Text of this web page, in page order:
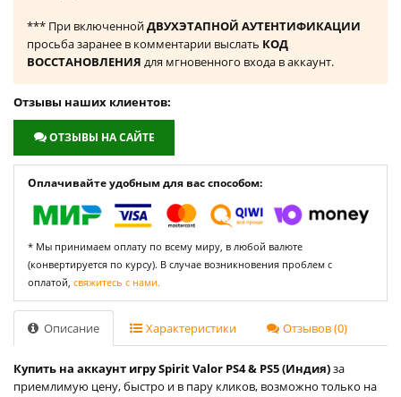
*** При включеннойДВУХЭТАПНОЙ АУТЕНТИФИКАЦИИ
просьба заранее в комментарии выслать КОД
ВОССТАНОВЛЕНИЯ для мгновенного входа в аккаунт.
Отзывы наших клиентов:
ОТЗЫВЫ НА САЙТЕ
Оплачивайте удобным для вас способом:
* Мы принимаем оплату по всему миру, в любой валюте
(конвертируется по курсу). В случае возникновения проблем с
оплатой, свяжитесь с нами.
Описание Характеристики Отзывов (0)
Купить на аккаунт игру Spirit Valor PS4 & PS5 (Индия)за
приемлимую цену, быстро и в пару кликов, возможно только на